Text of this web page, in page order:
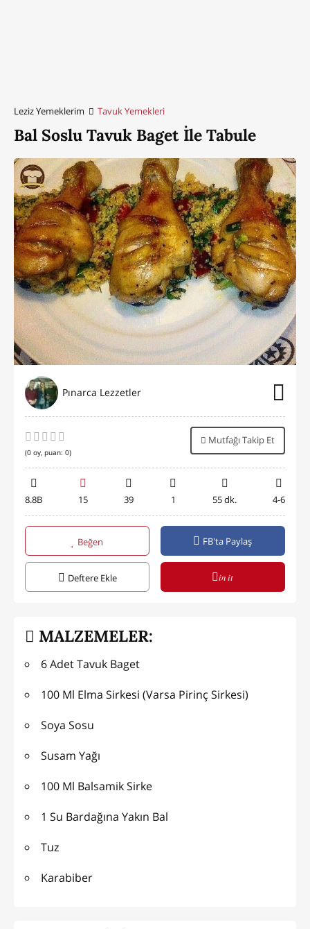
Leziz Yemeklerim Tavuk Yemekleri
Bal Soslu Tavuk Baget İle Tabule
Pınarca Lezzetler
(0 oy, puan: 0)
Mutfağı Takip Et
8.8B 15 39 1 55 dk. 4-6
Beğen FB'ta Paylaş
Deftere Ekle in it
MALZEMELER:
6 Adet Tavuk Baget
100 Ml Elma Sirkesi (Varsa Pirinç Sirkesi)
Soya Sosu
Susam Yağı
100 Ml Balsamik Sirke
1 Su Bardağına Yakın Bal
Tuz
Karabiber